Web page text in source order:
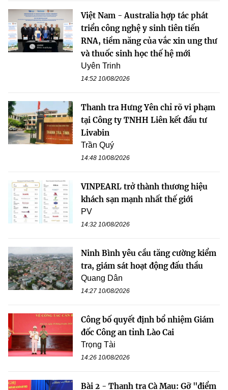
Việt Nam - Australia hợp tác phát
triển công nghệ y sinh tiên tiến
RNA, tiềm năng của vắc xin ung thư
và thuốc sinh học thế hệ mới
Uyên Trinh
14:52 10/08/2026
Thanh tra Hưng Yên chỉ rõ vi phạm
tại Công ty TNHH Liên kết đầu tư
Livabin
Trần Quý
14:48 10/08/2026
VINPEARL trở thành thương hiệu
khách sạn mạnh nhất thế giới
PV
14:32 10/08/2026
Ninh Bình yêu cầu tăng cường kiểm
tra, giám sát hoạt động đấu thầu
Quang Dân
14:27 10/08/2026
Công bố quyết định bổ nhiệm Giám
đốc Công an tỉnh Lào Cai
Trọng Tài
14:26 10/08/2026
Bài 2 - Thanh tra Cà Mau: Gỡ "điểm